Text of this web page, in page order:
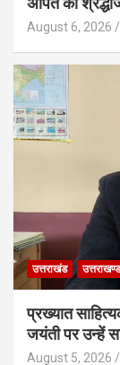
August 6, 2026
उत्तराखंड उत्तराखण्ड
प्रख्यात
जयंती पर उन्हें
August 5, 2026